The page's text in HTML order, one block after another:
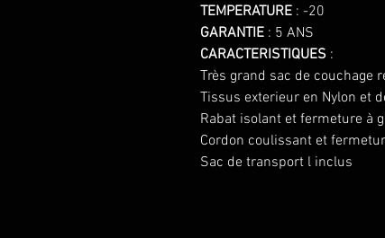
TEMPERATURE : -20
GARANTIE : 5 ANS
CARACTERISTIQUES :
Très grand sac de couchage
Tissus exterieur en Nylon et
Rabat isolant et fermeture à
Cordon coulissant et
Sac de transport l inclus